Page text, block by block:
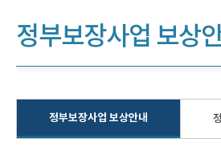
정부보장사업 보상
정부보장사업 보상안내